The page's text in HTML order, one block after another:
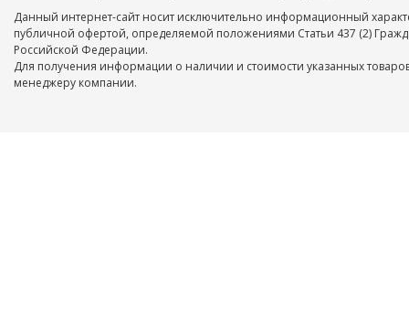
Данный интернет-сайт носит исключительно информационный
публичной офертой, определяемой положениями Статьи 437 (2)
Российской Федерации.
Для получения информации о наличии и стоимости указанных
менеджеру компании.